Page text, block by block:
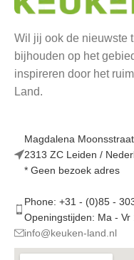
Wil jij ook de nieuwste
bijhouden op het
inspireren door het
Land.
Magdalena
2313 ZC Leiden /
* Geen bezoek adres
Phone: +31 - (0)85 -
Openingstijden: Ma -
info@keuken-land.nl